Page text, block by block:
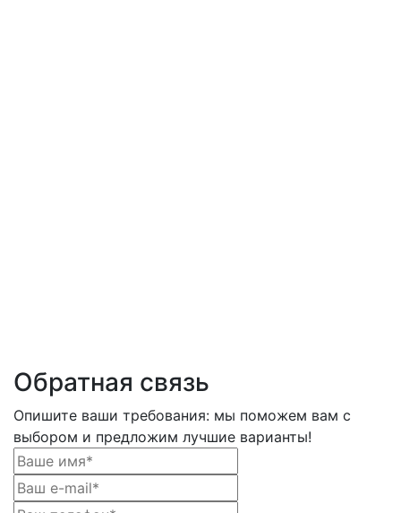
Обратная связь
Опишите ваши требования: мы поможем вам с
выбором и предложим лучшие варианты!